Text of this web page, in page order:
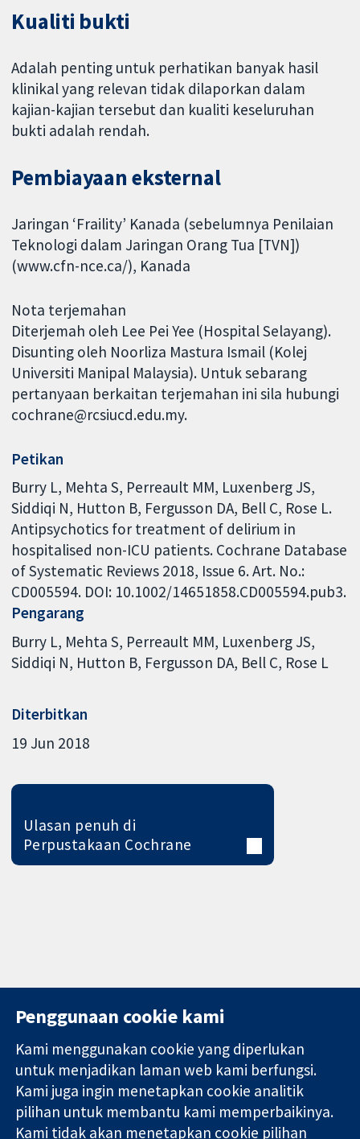
Kualiti bukti
Adalah penting untuk perhatikan banyak hasil
klinikal yang relevan tidak dilaporkan dalam
kajian-kajian tersebut dan kualiti keseluruhan
bukti adalah rendah.
Pembiayaan eksternal
Jaringan ‘Fraility’ Kanada (sebelumnya Penilaian
Teknologi dalam Jaringan Orang Tua [TVN])
(www.cfn-nce.ca/), Kanada
Nota terjemahan
Diterjemah oleh Lee Pei Yee (Hospital Selayang).
Disunting oleh Noorliza Mastura Ismail (Kolej
Universiti Manipal Malaysia). Untuk sebarang
pertanyaan berkaitan terjemahan ini sila hubungi
cochrane@rcsiucd.edu.my.
Petikan
Burry L, Mehta S, Perreault MM, Luxenberg JS,
Siddiqi N, Hutton B, Fergusson DA, Bell C, Rose L.
Antipsychotics for treatment of delirium in
hospitalised non-ICU patients. Cochrane Database
of Systematic Reviews 2018, Issue 6. Art. No.:
CD005594. DOI: 10.1002/14651858.CD005594.pub3.
Pengarang
Burry L Mehta S Perreault MM Luxenberg JS
Siddiqi N Hutton B Fergusson DA Bell C Rose L
Diterbitkan
19 Jun 2018
Ulasan penuh di
Perpustakaan Cochrane
Bukti yang
dipercayai.
keputusan
11-13 Cavendish
Square
London
W1G 0AN
United Kingdom
Hubungi kita
Berita
Pejabat
akhbar
Perihal Kami
Penggunaan cookie kami
Kami menggunakan cookie yang diperlukan
untuk menjadikan laman web kami berfungsi.
Kami juga ingin menetapkan cookie analitik
pilihan untuk membantu kami memperbaikinya.
Kami tidak akan menetapkan cookie pilihan